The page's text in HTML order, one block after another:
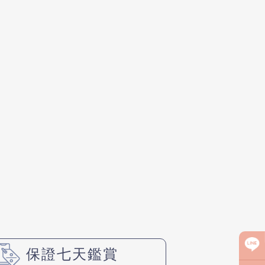
保證七天鑑賞